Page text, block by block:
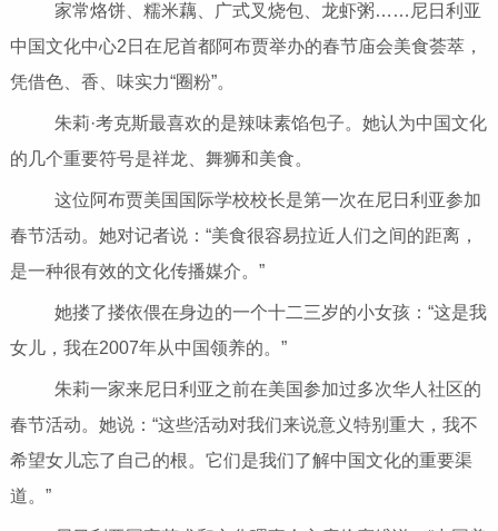
家常烙饼、糯米藕、广式叉烧包、龙虾粥……尼日利亚
中国文化中心2日在尼首都阿布贾举办的春节庙会美食荟萃，
凭借色、香、味实力“圈粉”。
朱莉·考克斯最喜欢的是辣味素馅包子。她认为中国文化
的几个重要符号是祥龙、舞狮和美食。
这位阿布贾美国国际学校校长是第一次在尼日利亚参加
春节活动。她对记者说：“美食很容易拉近人们之间的距离，
是一种很有效的文化传播媒介。”
她搂了搂依偎在身边的一个十二三岁的小女孩：“这是我
女儿，我在2007年从中国领养的。”
朱莉一家来尼日利亚之前在美国参加过多次华人社区的
春节活动。她说：“这些活动对我们来说意义特别重大，我不
希望女儿忘了自己的根。它们是我们了解中国文化的重要渠
道。”